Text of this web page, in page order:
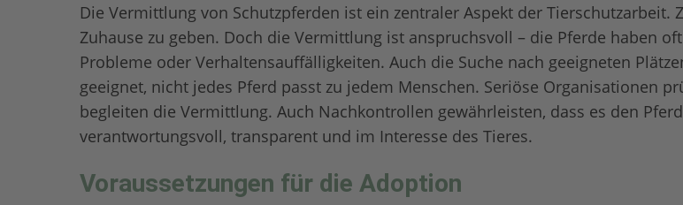
Die Vermittlung von Schutzpferden ist ein zentraler Aspekt der
Zuhause zu geben. Doch die Vermittlung ist anspruchsvoll – die Pferde haben
Probleme oder Verhaltensauffälligkeiten. Auch die Suche nach geeigneten
geeignet, nicht jedes Pferd passt zu jedem Menschen. Seriöse Organisationen
begleiten die Vermittlung. Auch Nachkontrollen gewährleisten, dass es den
verantwortungsvoll, transparent und im Interesse des Tieres.
Voraussetzungen für die Adoption